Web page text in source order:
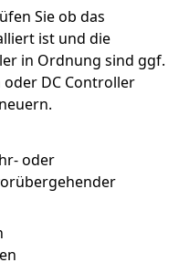
Sie ob das
ist und die
in Ordnung sind ggf.
DC Controller
oder